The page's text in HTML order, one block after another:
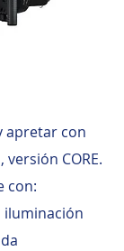
apretar con
CORE.
con:
iluminación